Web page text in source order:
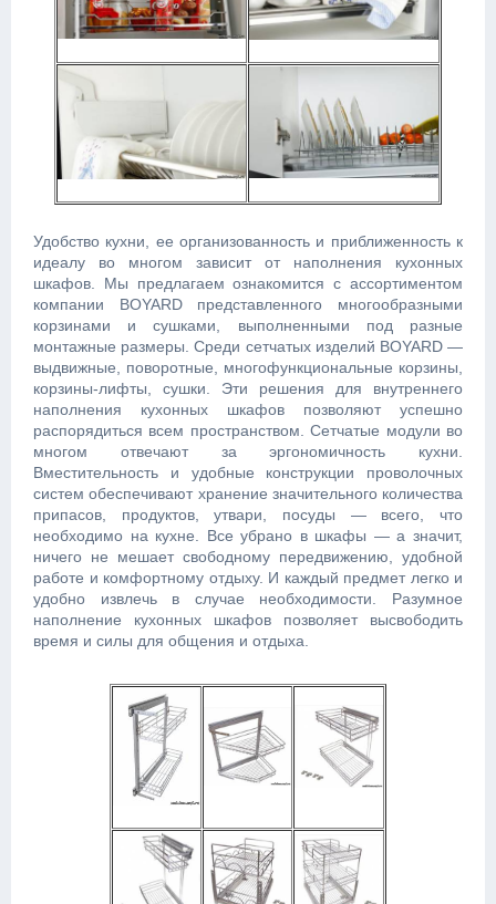
Удобство кухни, ее организованность и приближенность к
идеалу во многом зависит от наполнения кухонных
шкафов. Мы предлагаем ознакомится с ассортиментом
компании BOYARD представленного многообразными
корзинами и сушками, выполненными под разные
монтажные размеры. Среди сетчатых изделий BOYARD —
выдвижные, поворотные, многофункциональные корзины,
корзины-лифты, сушки. Эти решения для внутреннего
наполнения кухонных шкафов позволяют успешно
распорядиться всем пространством. Сетчатые модули во
многом отвечают за эргономичность кухни.
Вместительность и удобные конструкции проволочных
систем обеспечивают хранение значительного количества
припасов, продуктов, утвари, посуды — всего, что
необходимо на кухне. Все убрано в шкафы — а значит,
ничего не мешает свободному передвижению, удобной
работе и комфортному отдыху. И каждый предмет легко и
удобно извлечь в случае необходимости. Разумное
наполнение кухонных шкафов позволяет высвободить
время и силы для общения и отдыха.